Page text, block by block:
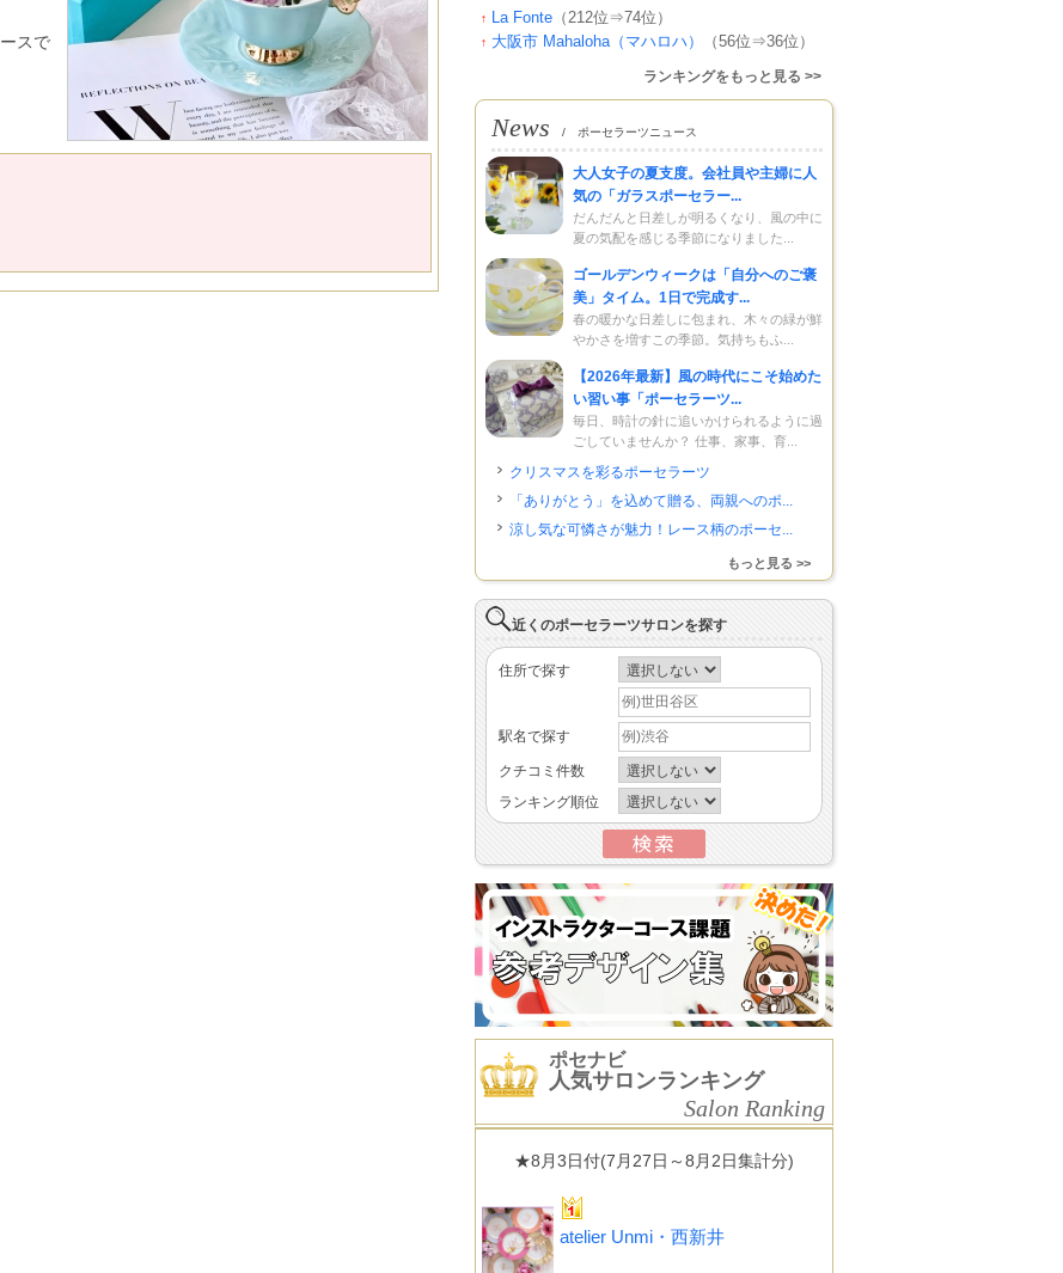
スで
↑ La Fonte （212位⇒74位）
↑ 大阪市 Mahaloha（マハロハ） （56位⇒36位）
ランキングをもっと見る >>
News / ポーセラーツニュース
大人女子の夏支度。会社員や主婦に人
気の「ガラスポーセラー...
だんだんと日差しが明るくなり、風の中に
夏の気配を感じる季節になりました...
ゴールデンウィークは「自分へのご褒
美」タイム。1日で完成す...
春の暖かな日差しに包まれ、木々の緑が鮮
やかさを増すこの季節。気持ちもふ...
【2026年最新】風の時代にこそ始めた
い習い事「ポーセラーツ...
毎日、時計の針に追いかけられるように過
ごしていませんか？ 仕事、家事、育...
クリスマスを彩るポーセラーツ
「ありがとう」を込めて贈る、両親へのポ...
涼し気な可憐さが魅力！レース柄のポーセ...
もっと見る >>
近くのポーセラーツサロンを探す
住所で探す
駅名で探す
クチコミ件数
ランキング順位
ポセナビ
人気サロンランキング
Salon Ranking
★8月3日付(7月27日～8月2日集計分)
atelier Unmi・西新井